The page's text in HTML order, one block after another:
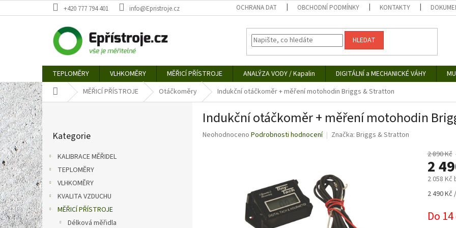
na
+420 777 794 401 info@Epristroje.cz OCHRANA DAT OBCHODNÍ PODMÍNKY KONTAKTY
HLEDAT
TEPLOMĚRY VLHKOMĚRY MĚŘICÍ PŘÍSTROJE ANALÝZA VODY / Kapalin DIGITÁLNÍ a MECHANICKÉ VÁHY
Domů MĚŘICÍ PŘÍSTROJE Otáčkoměry Indukční otáčkoměr + měření motohodin Briggs & Stratton
P
o
s
t
r
a
n
n
í
p
a
kategorie
Kategorie
KALIBRACE MĚŘIDEL
TEPLOMĚRY
VLHKOMĚRY
KVALITA VZDUCHU
MĚŘICÍ PŘÍSTROJE
Délková měřidla
Indukční otáčkoměr + měření motohodin
Průměrné
Neohodnoceno Podrobnosti hodnocení Značka: Briggs & Stratton
2 890 Kč
2
2 058 Kč
Měrná
2 490 Kč
Do